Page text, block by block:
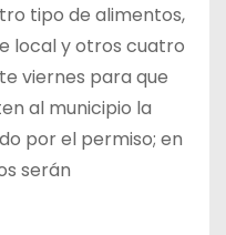
tipo de alimentos,
local y otros cuatro
viernes para que
al municipio la
por el permiso; en
serán